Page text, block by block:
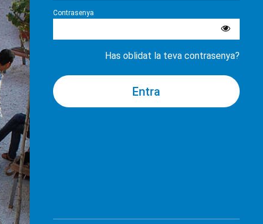
Contrasenya
Has oblidat la teva contrasenya?